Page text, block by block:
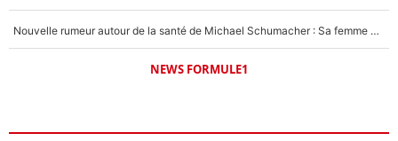
Nouvelle rumeur autour de la santé de Michael Schumacher : Sa femme Corinna sort du silence
NEWS FORMULE1